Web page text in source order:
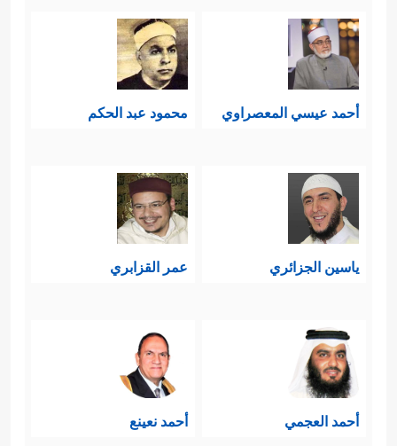
أحمد عيسي المعصراوي محمود عبد الحكم
ياسين الجزائري عمر القزابري
أحمد العجمي أحمد نعينع